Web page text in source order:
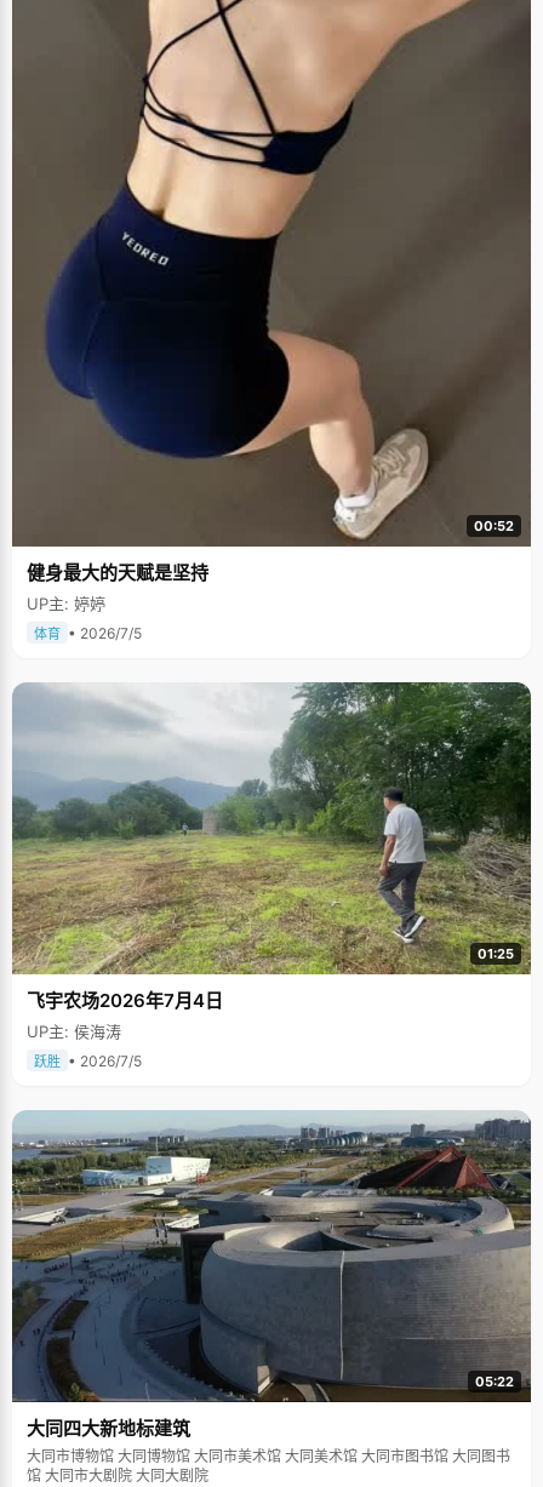
00:52
健身最大的天赋是坚持
UP主: 婷婷
体育 • 2026/7/5
01:25
飞宇农场2026年7月4日
UP主: 侯海涛
跃胜 • 2026/7/5
05:22
大同四大新地标建筑
大同市博物馆 大同博物馆 大同市美术馆 大同美术馆 大同市图书馆 大同图书
馆 大同市大剧院 大同大剧院